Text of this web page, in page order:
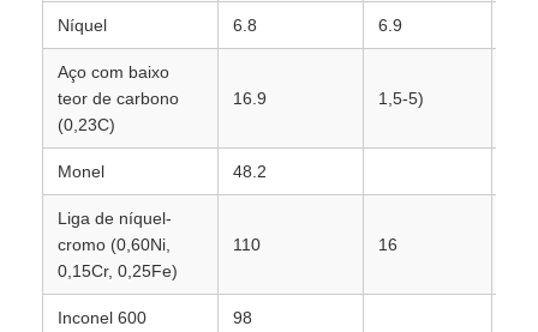
Níquel 6.8 6.9
Aço com baixo
teor de carbono
(0,23C)
16.9 1,5-5)
Monel 48.2
Liga de níquel-
cromo (0,60Ni,
0,15Cr, 0,25Fe)
110 16
Inconel 600 98